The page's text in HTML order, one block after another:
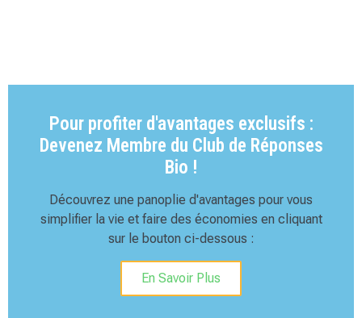
Pour profiter d'avantages exclusifs :
Devenez Membre du Club de Réponses
Bio !
Découvrez une panoplie d'avantages pour vous
simplifier la vie et faire des économies en cliquant
sur le bouton ci-dessous :
En Savoir Plus